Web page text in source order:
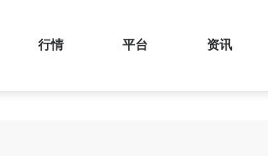
行情 平台 资讯